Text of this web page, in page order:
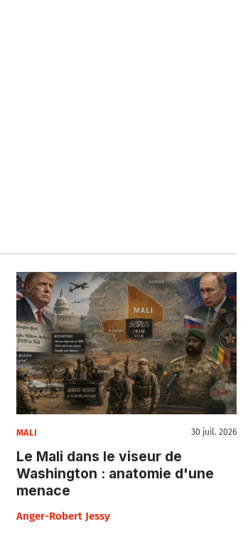
MALI 30 juil. 2026
Le Mali dans le viseur de
Washington : anatomie d'une
menace
Anger-Robert Jessy